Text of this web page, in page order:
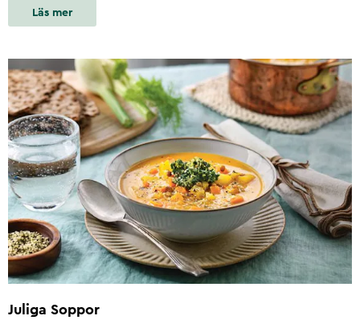
Läs mer
Juliga Soppor